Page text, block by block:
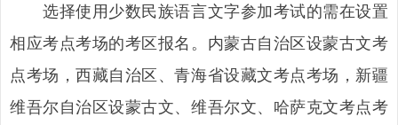
选择使用少数民族语言文字参加考试的需在设置
相应考点考场的考区报名。内蒙古自治区设蒙古文考
点考场，西藏自治区、青海省设藏文考点考场，新疆
维吾尔自治区设蒙古文、维吾尔文、哈萨克文考点考